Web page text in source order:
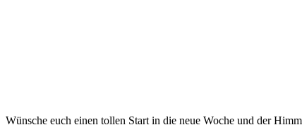
Wünsche euch einen tollen Start in die neue Woche und der